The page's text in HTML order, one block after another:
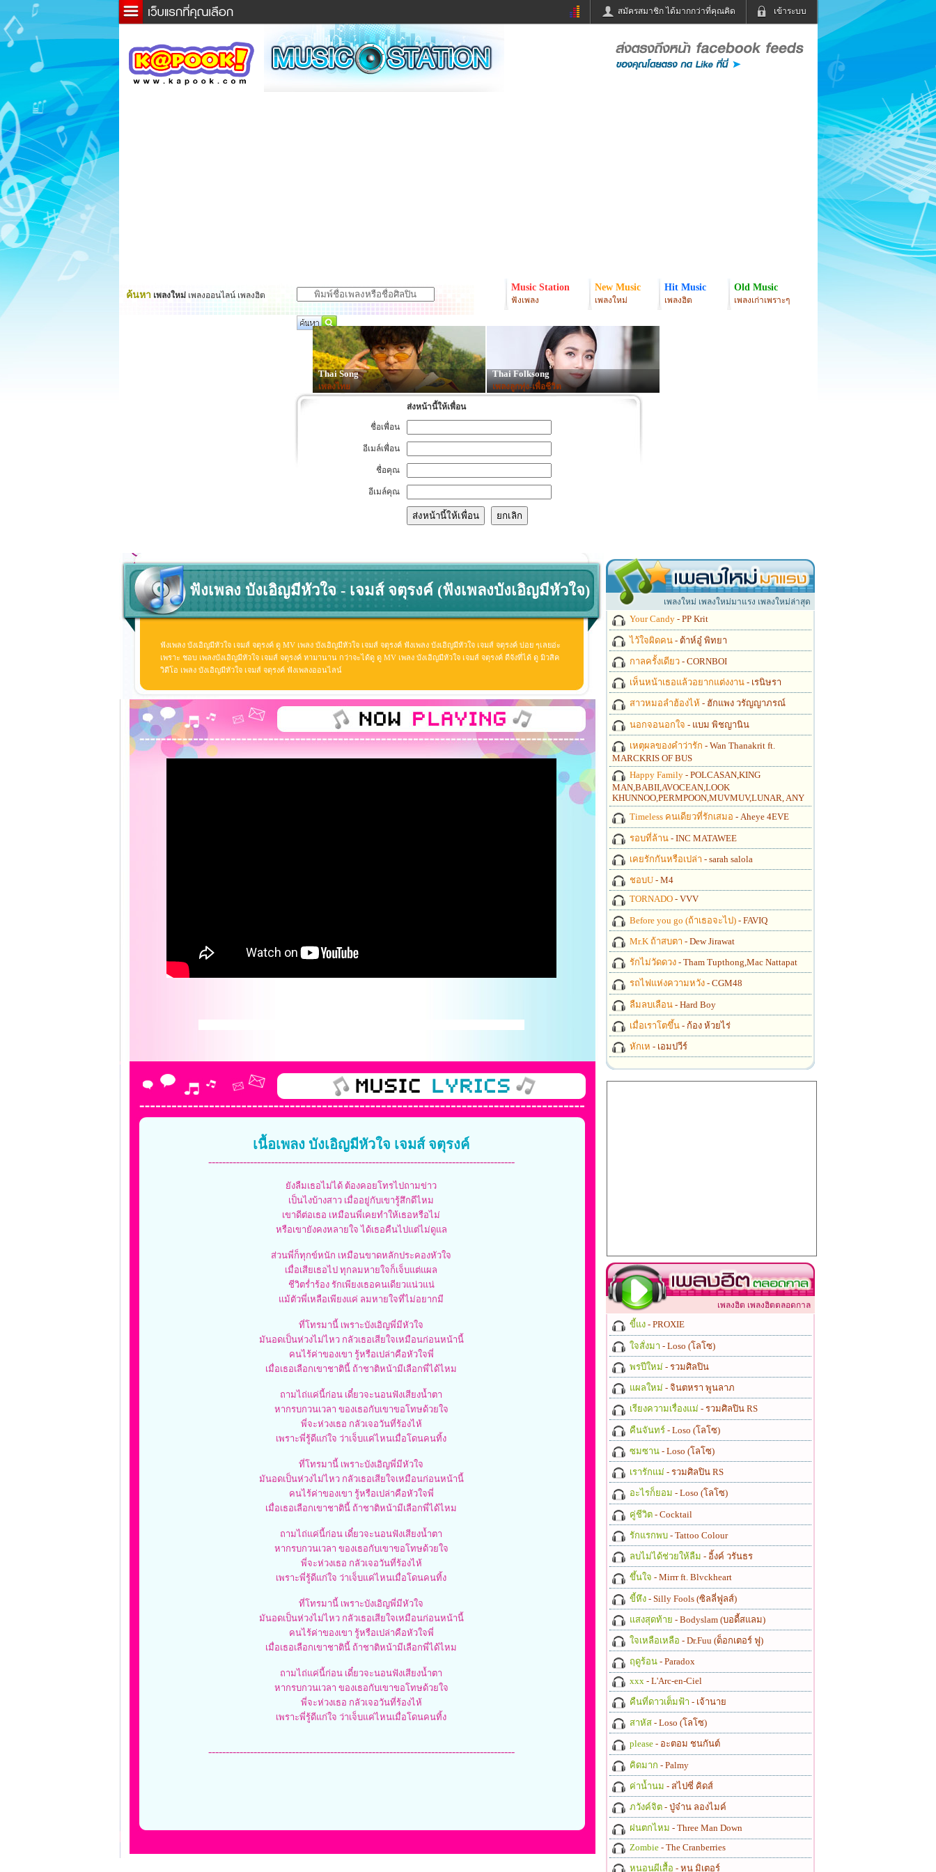
เข้าระบบ
สมัครสมาชิก ได้มากกว่าที่คุณคิด
ข่าวด่วน ข่าวสั้น
ละคร
หนังใหม่
ฟังวิทยุออนไลน์
หมากรุกไทย
Email
ค้นหา เพลงใหม่ เพลงออนไลน์ เพลงฮิต
Music Station
ฟังเพลง
New Music
เพลงใหม่
Hit Music
เพลงฮิต
Old Music
เพลงเก่าเพราะๆ
Thai Song
เพลงไทย
Thai Folksong
เพลงลูกทุ่ง-เพื่อชีวิต
ส่งหน้านี้ให้เพื่อน
ชื่อเพื่อน
อีเมล์เพื่อน
ชื่อคุณ
อีเมล์คุณ
ฟังเพลง บังเอิญมีหัวใจ - เจมส์ จตุรงค์ (ฟังเพลงบังเอิญมีหัวใจ)
ฟังเพลง บังเอิญมีหัวใจ เจมส์ จตุรงค์ ดู MV เพลง บังเอิญมีหัวใจ เจมส์ จตุรงค์ ฟังเพลง บังเอิญมีหัวใจ เจมส์ จตุรงค์ บ่อย ๆเลยอ่ะ
เพราะ ชอบ เพลงบังเอิญมีหัวใจ เจมส์ จตุรงค์ หามานาน กว่าจะได้ดู ดู MV เพลง บังเอิญมีหัวใจ เจมส์ จตุรงค์ ดีจังที่ได้ ดู มิวสิค
วิดีโอ เพลง บังเอิญมีหัวใจ เจมส์ จตุรงค์ ฟังเพลงออนไลน์
เนื้อเพลง บังเอิญมีหัวใจ เจมส์ จตุรงค์
----------------------------------------------------------------------------------------
ยังลืมเธอไม่ได้ ต้องคอยโทรไปถามข่าว
เป็นไงบ้างสาว เมื่ออยู่กับเขารู้สึกดีไหม
เขาดีต่อเธอ เหมือนพี่เคยทำให้เธอหรือไม่
หรือเขายังคงหลายใจ ได้เธอคืนไปแต่ไม่ดูแล
ส่วนพี่ก็ทุกข์หนัก เหมือนขาดหลักประคองหัวใจ
เมื่อเสียเธอไป ทุกลมหายใจก็เจ็บแต่แผล
ชีวิตร่ำร้อง รักเพียงเธอคนเดียวแน่วแน่
แม้ตัวพี่เหลือเพียงแค่ ลมหายใจที่ไม่อยากมี
ที่โทรมานี้ เพราะบังเอิญพี่มีหัวใจ
มันอดเป็นห่วงไม่ไหว กลัวเธอเสียใจเหมือนก่อนหน้านี้
คนไร้ค่าของเขา รู้หรือเปล่าคือหัวใจพี่
เมื่อเธอเลือกเขาชาตินี้ ถ้าชาติหน้ามีเลือกพี่ได้ไหม
ถามไถ่แค่นี้ก่อน เดี๋ยวจะนอนฟังเสียงน้ำตา
หากรบกวนเวลา ของเธอกับเขาขอโทษด้วยใจ
พี่จะห่วงเธอ กลัวเจอวันที่ร้องไห้
เพราะพี่รู้ดีแก่ใจ ว่าเจ็บแค่ไหนเมื่อโดนคนทิ้ง
ที่โทรมานี้ เพราะบังเอิญพี่มีหัวใจ
มันอดเป็นห่วงไม่ไหว กลัวเธอเสียใจเหมือนก่อนหน้านี้
คนไร้ค่าของเขา รู้หรือเปล่าคือหัวใจพี่
เมื่อเธอเลือกเขาชาตินี้ ถ้าชาติหน้ามีเลือกพี่ได้ไหม
ถามไถ่แค่นี้ก่อน เดี๋ยวจะนอนฟังเสียงน้ำตา
หากรบกวนเวลา ของเธอกับเขาขอโทษด้วยใจ
พี่จะห่วงเธอ กลัวเจอวันที่ร้องไห้
เพราะพี่รู้ดีแก่ใจ ว่าเจ็บแค่ไหนเมื่อโดนคนทิ้ง
ที่โทรมานี้ เพราะบังเอิญพี่มีหัวใจ
มันอดเป็นห่วงไม่ไหว กลัวเธอเสียใจเหมือนก่อนหน้านี้
คนไร้ค่าของเขา รู้หรือเปล่าคือหัวใจพี่
เมื่อเธอเลือกเขาชาตินี้ ถ้าชาติหน้ามีเลือกพี่ได้ไหม
ถามไถ่แค่นี้ก่อน เดี๋ยวจะนอนฟังเสียงน้ำตา
หากรบกวนเวลา ของเธอกับเขาขอโทษด้วยใจ
พี่จะห่วงเธอ กลัวเจอวันที่ร้องไห้
เพราะพี่รู้ดีแก่ใจ ว่าเจ็บแค่ไหนเมื่อโดนคนทิ้ง
----------------------------------------------------------------------------------------
เพลงใหม่ เพลงใหม่มาแรง เพลงใหม่ล่าสุด
Your Candy - PP Krit
ไว้ใจผิดคน - ต้าห์อู๋ พิทยา
กาลครั้งเดียว - CORNBOI
เห็นหน้าเธอแล้วอยากแต่งงาน - เรนิษรา
สาวหมอลำฮ้องไห้ - ฮักแพง วรัญญาภรณ์
นอกจอนอกใจ - แบม พิชญานิน
เหตุผลของคำว่ารัก - Wan Thanakrit ft.
MARCKRIS OF BUS
Happy Family - POLCASAN,KING
MAN,BABII,AVOCEAN,LOOK
KHUNNOO,PERMPOON,MUVMUV,LUNAR, ANY
Timeless คนเดียวที่รักเสมอ - Aheye 4EVE
รอบที่ล้าน - INC MATAWEE
เคยรักกันหรือเปล่า - sarah salola
ชอบU - M4
TORNADO - VVV
Before you go (ถ้าเธอจะไป) - FAVIQ
Mr.K ถ้าสบตา - Dew Jirawat
รักไม่วัดดวง - Tham Tupthong,Mac Nattapat
รถไฟแห่งความหวัง - CGM48
ลืมลบเลือน - Hard Boy
เมื่อเราโตขึ้น - ก้อง ห้วยไร่
หักเห - เอมปวีร์
เพลงฮิต เพลงฮิตตลอดกาล
ขี้แง - PROXIE
ใจสั่งมา - Loso (โลโซ)
พรปีใหม่ - รวมศิลปิน
แผลใหม่ - จินตหรา พูนลาภ
เรียงความเรื่องแม่ - รวมศิลปิน RS
คืนจันทร์ - Loso (โลโซ)
ซมซาน - Loso (โลโซ)
เรารักแม่ - รวมศิลปิน RS
อะไรก็ยอม - Loso (โลโซ)
คู่ชีวิต - Cocktail
รักแรกพบ - Tattoo Colour
ลบไม่ได้ช่วยให้ลืม - อิ้งค์ วรันธร
ขึ้นใจ - Mirrr ft. Blvckheart
ขี้หึง - Silly Fools (ซิลลี่ฟูลส์)
แสงสุดท้าย - Bodyslam (บอดี้สแลม)
ใจเหลือเหลือ - Dr.Fuu (ด็อกเตอร์ ฟู)
ฤดูร้อน - Paradox
xxx - L'Arc-en-Ciel
คืนที่ดาวเต็มฟ้า - เจ้านาย
สาหัส - Loso (โลโซ)
please - อะตอม ชนกันต์
คิดมาก - Palmy
ค่าน้ำนม - สไปซี่ คิดส์
ภวังค์จิต - ปู่จ๋าน ลองไมค์
ฝนตกไหม - Three Man Down
Zombie - The Cranberries
หนอนผีเสื้อ - หนู มิเตอร์